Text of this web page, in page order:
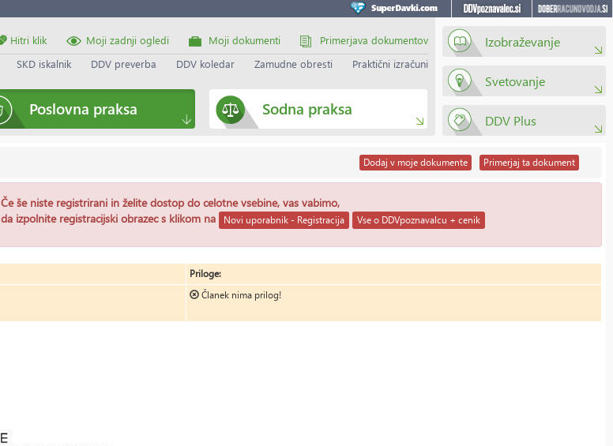
Hitri klik Moji zadnji ogledi Moji dokumenti
Primerjava dokumentov
SKD iskalnik
DDV preverba DDV koledar Zamudne obresti Praktični izračuni
Poslovna praksa Sodna praksa
Izobraževanje
Svetovanje
DDV Plus
Primerjaj ta dokument
Dodaj v moje dokumente
Če še niste registrirani in želite dostop do celotne vsebine, vas vabimo,
da izpolnite registracijski obrazec s klikom na
Novi uporabnik - Registracija Vse o DDVpoznavalcu + cenik
Priloge:
Članek nima prilog!